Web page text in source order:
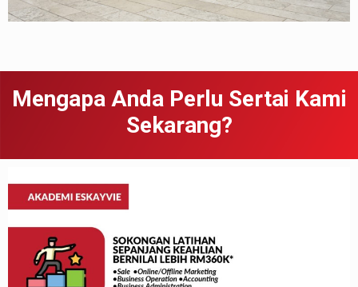
Mengapa Anda Perlu Sertai Kami
Sekarang?